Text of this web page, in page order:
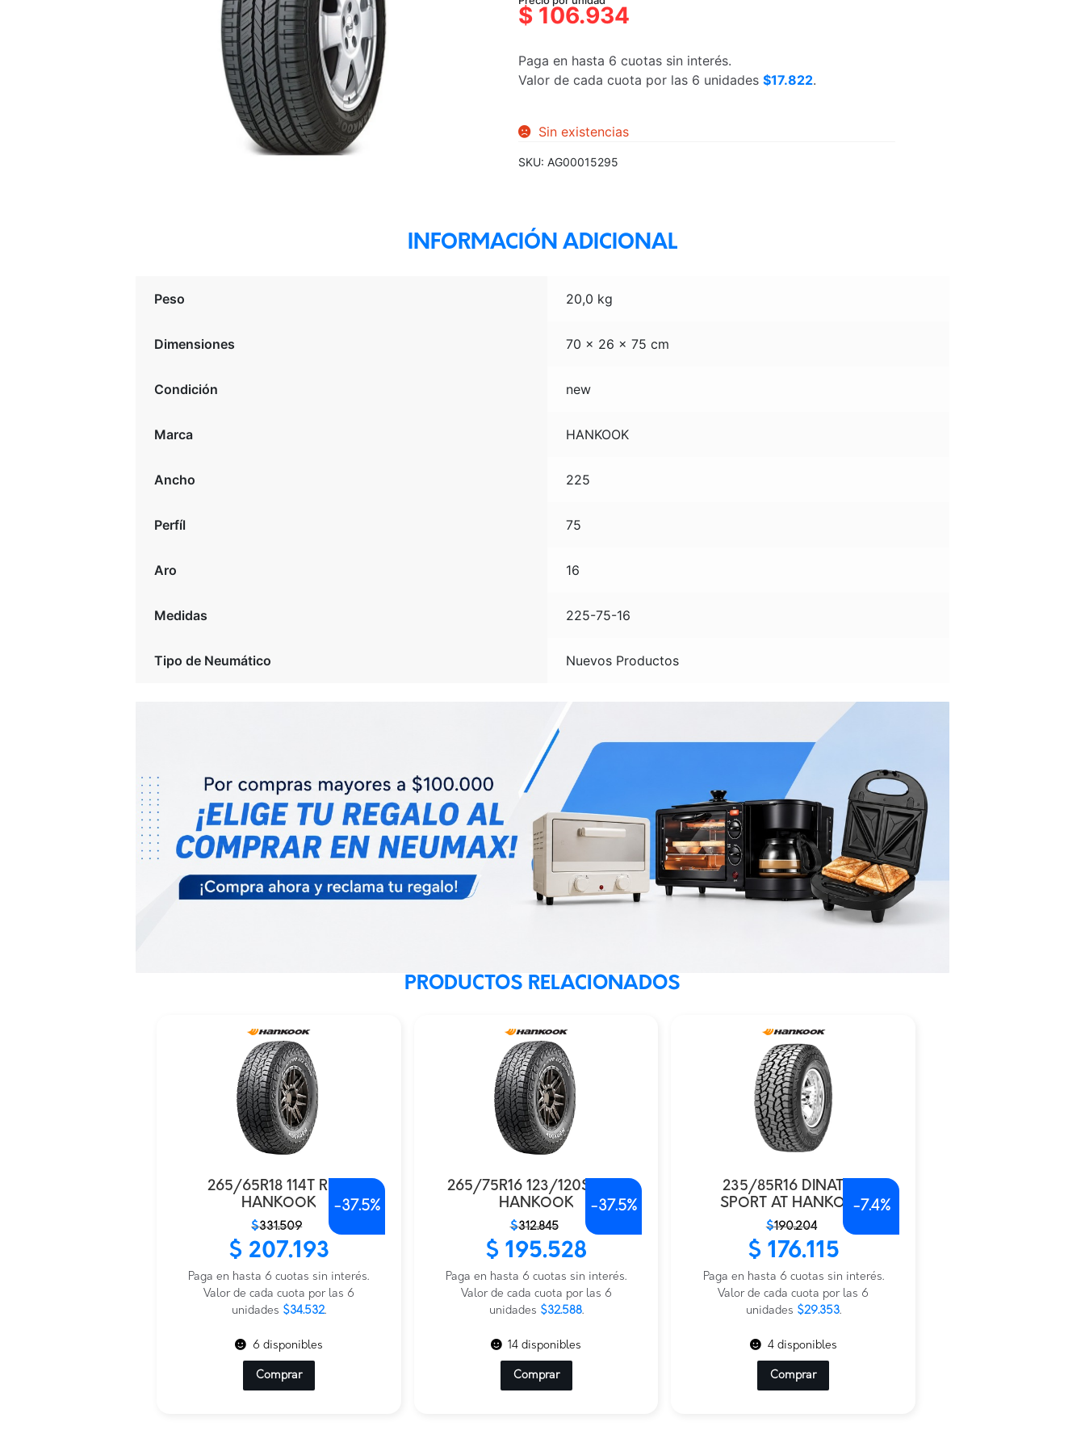
precio
original
$112.561.
precio
actual
$106.934.
$ 106.934
Paga en hasta 6 cuotas sin interés.
Valor de cada cuota por las 6 unidades$17.822.
Sin existencias
SKU:AG00015295
INFORMACIÓN ADICIONAL
Peso 20,0 kg
Dimensiones 70 × 26 × 75 cm
Condición new
Marca HANKOOK
Ancho 225
Perfíl 75
Aro 16
Medidas 225-75-16
Tipo de Neumático Nuevos Productos
PRODUCTOS RELACIONADOS
265/65R18 114T RF12
HANKOOK
$331.509
era:
$331.509.
es:
$207.193.
$ 207.193
Paga en hasta 6 cuotas sin interés.
Valor de cada cuota por las 6
unidades $34.532.
-37.5%
6 disponibles
Comprar
265/75R16 123/120S RF12
HANKOOK
$312.845
era:
$312.845.
es:
$195.528.
$ 195.528
Paga en hasta 6 cuotas sin interés.
Valor de cada cuota por las 6
unidades $32.588.
-37.5%
14 disponibles
Comprar
235/85R16 DINATOR
SPORT AT HANKOOK
$190.204
era:
$190.204.
es:
$176.115.
$ 176.115
Paga en hasta 6 cuotas sin interés.
Valor de cada cuota por las 6
unidades $29.353.
-7.4%
4 disponibles
Comprar